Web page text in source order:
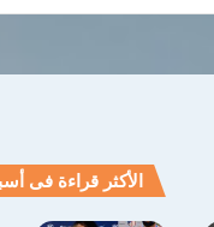
الأكثر قراءة فى